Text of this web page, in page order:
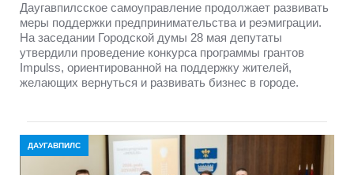
Даугавпилсское самоуправление продолжает развивать
меры поддержки предпринимательства и реэмиграции.
На заседании Городской думы 28 мая депутаты
утвердили проведение конкурса программы грантов
Impulss, ориентированной на поддержку жителей,
желающих вернуться и развивать бизнес в городе.
ДАУГАВПИЛС